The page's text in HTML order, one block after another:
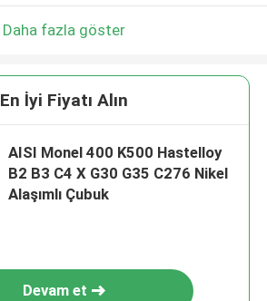
Daha fazla göster
En İyi Fiyatı Alın
AISI Monel 400 K500 Hastelloy
B2 B3 C4 X G30 G35 C276 Nikel
Alaşımlı Çubuk
Devam et